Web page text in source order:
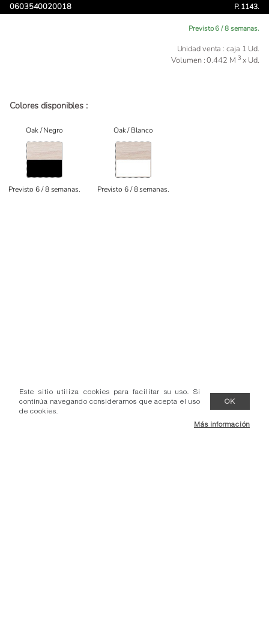
Este sitio utiliza cookies para facilitar su uso. Si
continúa navegando consideramos que acepta el uso
de cookies.
OK
Más información
0603540020018 P. 1143.
Previsto 6 / 8 semanas.
Unidad venta : caja 1 Ud.
Volumen : 0.442 M 3 x Ud.
Colores disponibles :
Oak / Negro
Previsto 6 / 8 semanas.
Oak / Blanco
Previsto 6 / 8 semanas.